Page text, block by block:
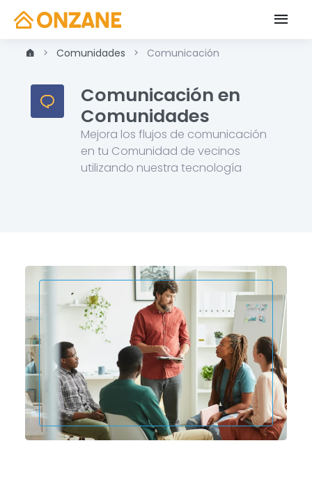
Comunidades Comunicación
Comunicación en
Comunidades
Mejora los flujos de comunicación
en tu Comunidad de vecinos
utilizando nuestra tecnología